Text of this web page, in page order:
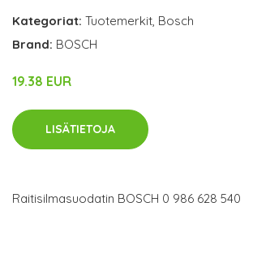
Kategoriat: Tuotemerkit, Bosch
Brand: BOSCH
19.38 EUR
LISÄTIETOJA
Raitisilmasuodatin BOSCH 0 986 628 540